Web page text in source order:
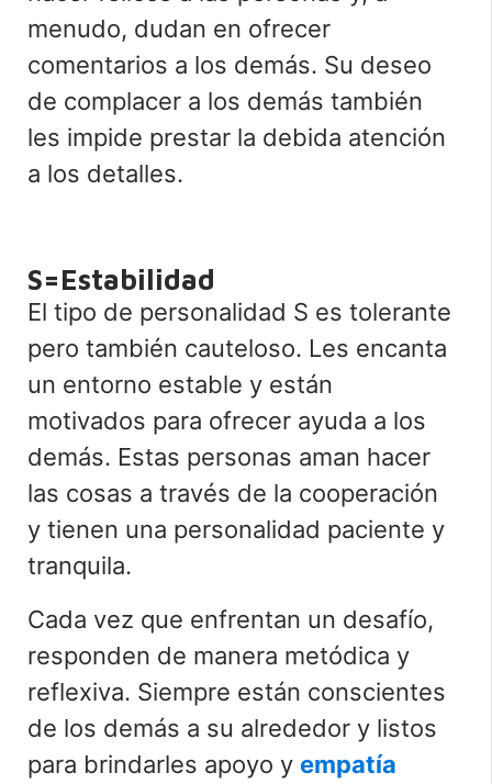
menudo, dudan en ofrecer
comentarios a los demás. Su deseo
de complacer a los demás también
les impide prestar la debida atención
a los detalles.
S=Estabilidad
El tipo de personalidad S es tolerante
pero también cauteloso. Les encanta
un entorno estable y están
motivados para ofrecer ayuda a los
demás. Estas personas aman hacer
las cosas a través de la cooperación
y tienen una personalidad paciente y
tranquila.
Cada vez que enfrentan un desafío,
responden de manera metódica y
reflexiva. Siempre están conscientes
de los demás a su alrededor y listos
para brindarles apoyo y empatía